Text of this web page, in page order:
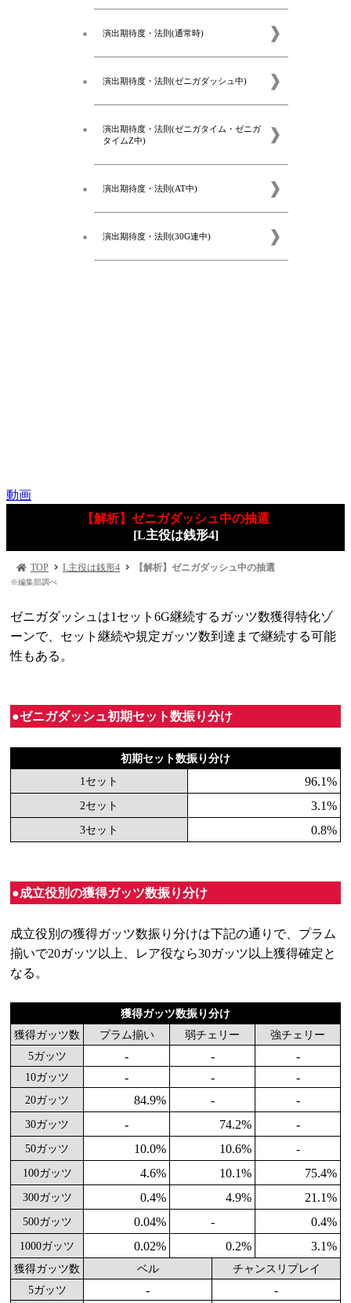
動画
【解析】ゼニガダッシュ中の抽選
[L主役は銭形4]
TOP L主役は銭形4 【解析】ゼニガダッシュ中の抽選
※編集部調べ
ゼニガダッシュは1セット6G継続するガッツ数獲得特化ゾ
ーンで、セット継続や規定ガッツ数到達まで継続する可能
性もある。
●ゼニガダッシュ初期セット数振り分け
初期セット数振り分け
1セット
96.1%
2セット 3.1%
3セット 0.8%
●成立役別の獲得ガッツ数振り分け
成立役別の獲得ガッツ数振り分けは下記の通りで、プラム
揃いで20ガッツ以上、レア役なら30ガッツ以上獲得確定と
なる。
獲得ガッツ数振り分け
獲得ガッツ数
プラム揃い 弱チェリー
強チェリー
5ガッツ
- - -
10ガッツ - - -
20ガッツ 84.9% - -
30ガッツ - 74.2% -
50ガッツ 10.0% 10.6% -
100ガッツ 4.6% 10.1% 75.4%
300ガッツ 0.4% 4.9% 21.1%
500ガッツ 0.04% - 0.4%
1000ガッツ 0.02% 0.2% 3.1%
獲得ガッツ数 ベル
チャンスリプレイ
5ガッツ
- -
演出期待度・法則(通常時)
演出期待度・法則(ゼニガダッシュ中)
演出期待度・法則(ゼニガタイム・ゼニガ
タイムZ中)
演出期待度・法則(AT中)
演出期待度・法則(30G連中)